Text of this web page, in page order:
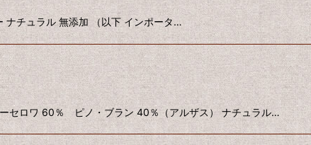
ナチュラル 無添加 （以下 インポータ…
セロワ 60％ ピノ・ブラン 40％（アルザス） ナチュラル…